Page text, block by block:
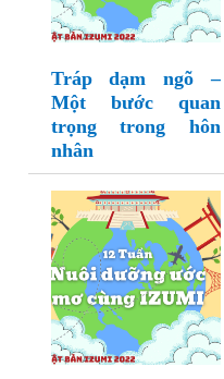
Tráp dạm ngõ –
Một bước quan
trọng trong hôn
nhân